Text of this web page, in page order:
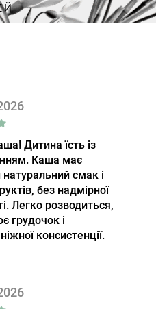
Дитина їсть із
Каша має
смак і
без надмірної
Легко розводиться,
грудочок і
консистенції.